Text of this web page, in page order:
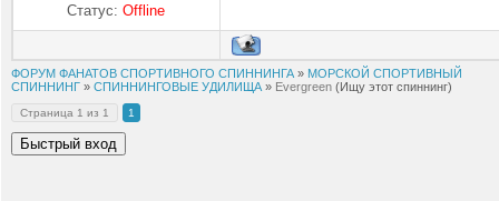
Статус:Offline
ФОРУМ ФАНАТОВ СПОРТИВНОГО СПИННИНГА » МОРСКОЙ СПОРТИВНЫЙ
СПИННИНГ » СПИННИНГОВЫЕ УДИЛИЩА » Evergreen (Ищу этот спиннинг)
Страница 1 из 1 1